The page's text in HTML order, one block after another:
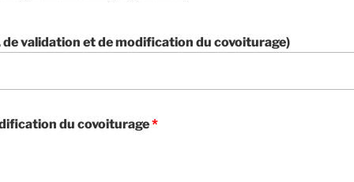
de validation et de modification du covoiturage)
du covoiturage*